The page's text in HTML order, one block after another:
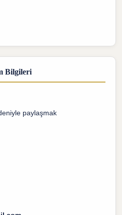
Bilgileri
paylaşmak